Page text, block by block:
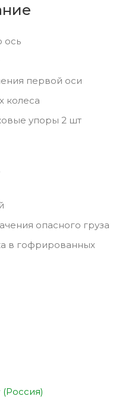
ось
первой оси
колеса
упоры 2 шт
опасного груза
в гофрированных